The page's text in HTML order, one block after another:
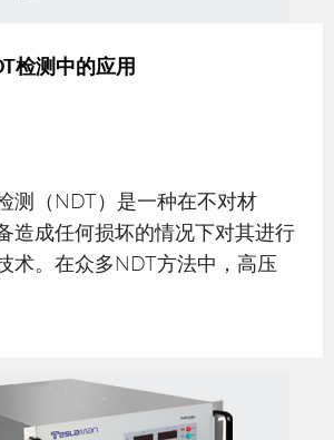
检测中的应用
测（NDT）是一种在不对材
造成任何损坏的情况下对其进行
术。在众多NDT方法中，高压